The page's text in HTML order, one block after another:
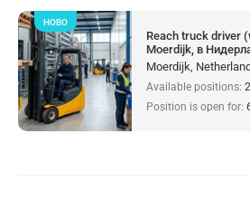
Reach truck driver
Moerdijk, в
Moerdijk,
Available positions:
Position is open for:
НОВО